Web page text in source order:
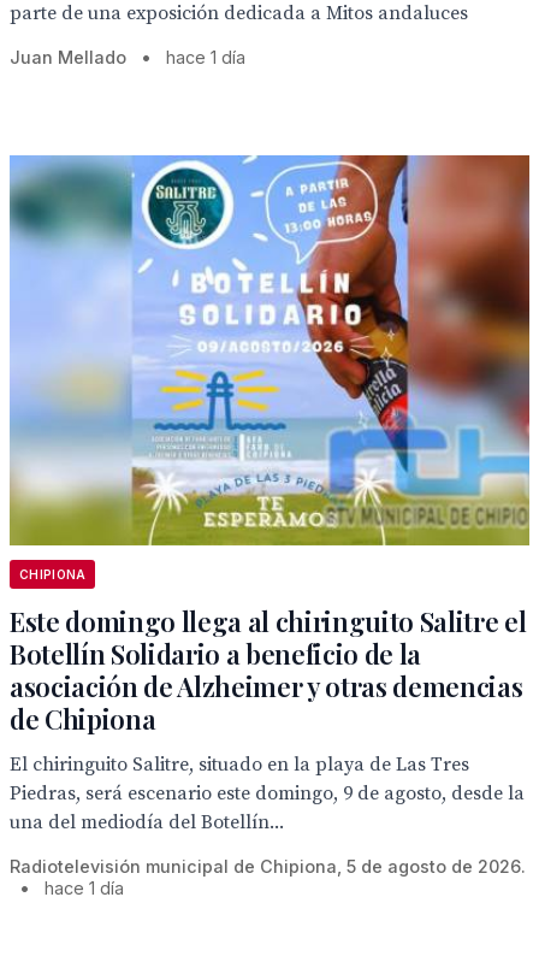
parte de una exposición dedicada a Mitos andaluces
Juan Mellado • hace 1 día
CHIPIONA
Este domingo llega al chiringuito Salitre el
Botellín Solidario a beneficio de la
asociación de Alzheimer y otras demencias
de Chipiona
El chiringuito Salitre, situado en la playa de Las Tres
Piedras, será escenario este domingo, 9 de agosto, desde la
una del mediodía del Botellín...
Radiotelevisión municipal de Chipiona, 5 de agosto de 2026.
•
hace 1 día